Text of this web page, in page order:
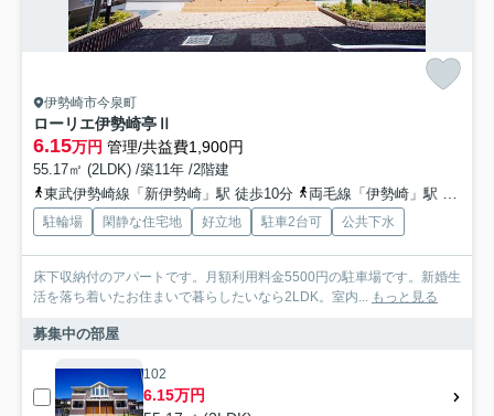
伊勢崎市今泉町
ローリエ伊勢崎亭Ⅱ
6.15万円 管理/共益費1,900円
55.17㎡ (2LDK) /築11年 /2階建
東武伊勢崎線「新伊勢崎」駅 徒歩10分
両毛線「伊勢崎」駅 徒歩27分
駐輪場 閑静な住宅地 好立地 駐車2台可 公共下水
床下収納付のアパートです。月額利用料金5500円の駐車場です。新婚生
活を落ち着いたお住まいで暮らしたいなら2LDK。室内... もっと見る
募集中の部屋
102
6.15万円